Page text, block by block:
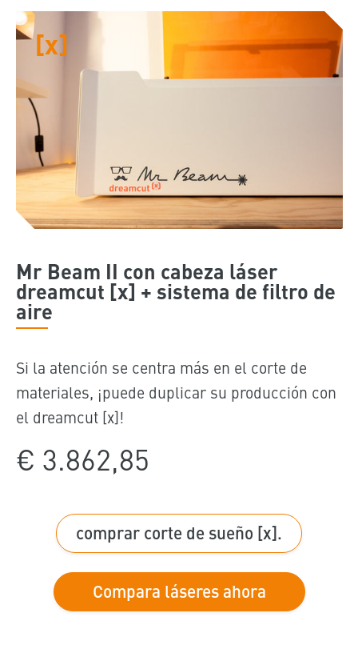
[x]
Mr Beam II con cabeza láser
dreamcut [x] + sistema de filtro de
aire
Si la atención se centra más en el corte de
materiales, ¡puede duplicar su producción con
el dreamcut [x]!
€ 3.862,85
comprar corte de sueño [x].
Compara láseres ahora